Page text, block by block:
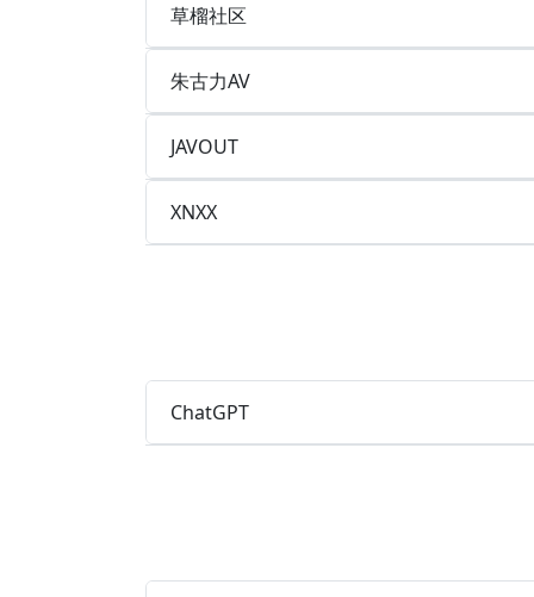
草榴社区
朱古力AV
JAVOUT
XNXX
ChatGPT